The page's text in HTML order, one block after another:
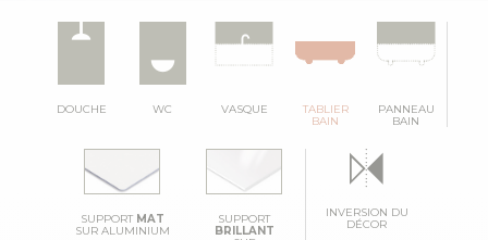
DOUCHE WC VASQUE
TABLIER
BAIN
PANNEAU
BAIN
SUPPORT MAT
SUR ALUMINIUM
SUPPORT
BRILLANT
INVERSION DU
DÉCOR